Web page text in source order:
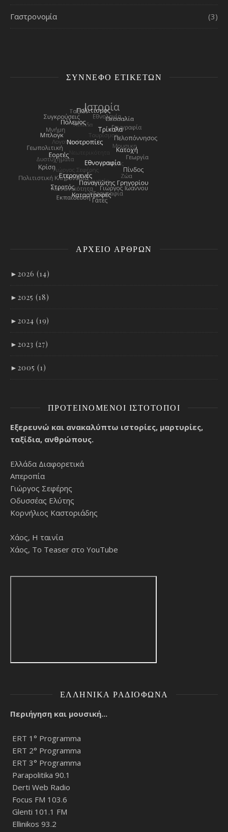
Γαστρονομία (3)
ΣΎΝΝΕΦΟ ΕΤΙΚΕΤΏΝ
ΑΡΧΕΊΟ ΑΡΘΡΩΝ
► 2026 (14)
► 2025 (18)
► 2024 (19)
► 2023 (27)
► 2005 (1)
ΠΡΟΤΕΙΝΌΜΕΝΟΙ ΙΣΤΌΤΟΠΟΙ
Εξερευνώ και ανακαλύπτω ιστορίες, μαρτυρίες,
ταξίδια, ανθρώπους.
Ελλάδα Διαφορετικά
Απεροπία
Γιώργος Σεφέρης
Οδυσσέας Ελύτης
Κορνήλιος Καστοριάδης
Χάος, Η ταινία
Χάος, Το Teaser στο YouTube
ΕΛΛΗΝΙΚΆ ΡΑΔΙΌΦΩΝΑ
Περιήγηση και μουσική...
ERT 1° Programma
ERT 2° Programma
ERT 3° Programma
Parapolitika 90.1
Derti Web Radio
Focus FM 103.6
Glenti 101.1 FM
Ellinikos 93.2